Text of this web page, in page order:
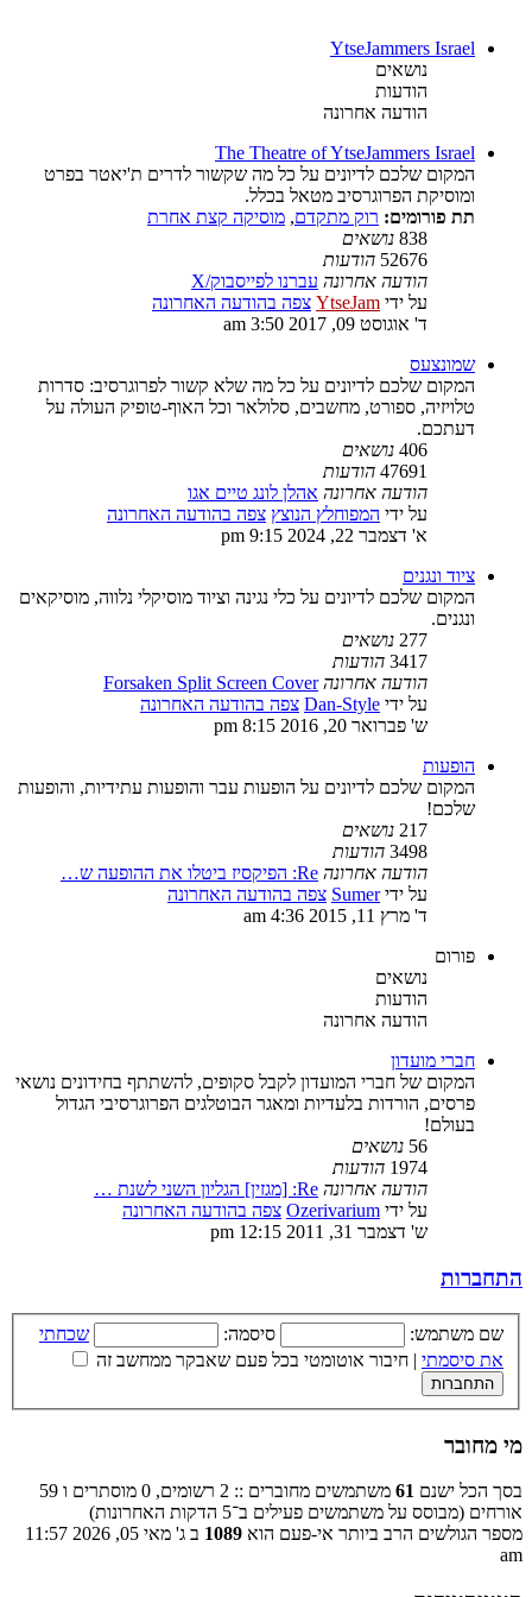
YtseJammers Israel
נושאים
הודעות
הודעה אחרונה
The Theatre of YtseJammers Israel
המקום שלכם לדיונים על כל מה שקשור לדרים ת'יאטר בפרט
ומוסיקת הפרוגרסיב מטאל בכלל.
תת פורומים: רוק מתקדם, מוסיקה קצת אחרת
838 נושאים
52676 הודעות
הודעה אחרונה עברנו לפייסבוק/X
על ידי YtseJam צפה בהודעה האחרונה
ד' אוגוסט 09, 2017 3:50 am
שמונצעס
המקום שלכם לדיונים על כל מה שלא קשור לפרוגרסיב: סדרות
טלויזיה, ספורט, מחשבים, סלולאר וכל האוף-טופיק העולה על
דעתכם.
406 נושאים
47691 הודעות
הודעה אחרונה אהלן לונג טיים אגו
על ידי המפוחלץ הנוצץ צפה בהודעה האחרונה
א' דצמבר 22, 2024 9:15 pm
ציוד ונגנים
המקום שלכם לדיונים על כלי נגינה וציוד מוסיקלי נלווה, מוסיקאים
ונגנים.
277 נושאים
3417 הודעות
הודעה אחרונה Forsaken Split Screen Cover
על ידי Dan-Style צפה בהודעה האחרונה
ש' פברואר 20, 2016 8:15 pm
הופעות
המקום שלכם לדיונים על הופעות עבר והופעות עתידיות, והופעות
שלכם!
217 נושאים
3498 הודעות
הודעה אחרונה Re: הפיקסיז ביטלו את ההופעה ש…
על ידיSumer צפה בהודעה האחרונה
ד' מרץ 11, 2015 4:36 am
פורום
נושאים
הודעות
הודעה אחרונה
חברי מועדון
המקום של חברי המועדון לקבל סקופים, להשתתף בחידונים נושאי
פרסים, הורדות בלעדיות ומאגר הבוטלגים הפרוגרסיבי הגדול
בעולם!
56 נושאים
1974 הודעות
הודעה אחרונה Re: [מגזין] הגליון השני לשנת …
על ידי Ozerivarium צפה בהודעה האחרונה
ש' דצמבר 31, 2011 12:15 pm
התחברות
שם משתמש: סיסמה:
שכחתי
את סיסמתי | חיבור אוטומטי בכל פעם שאבקר ממחשב זה
מי מחובר
בסך הכל ישנם 61
משתמשים מחוברים :: 2 רשומים, 0 מוסתרים ו 59
אורחים (מבוסס על משתמשים פעילים ב־5 הדקות האחרונות)
מספר הגולשים הרב ביותר אי-פעם הוא 1089
ב ג' מאי 05, 2026 11:57
am